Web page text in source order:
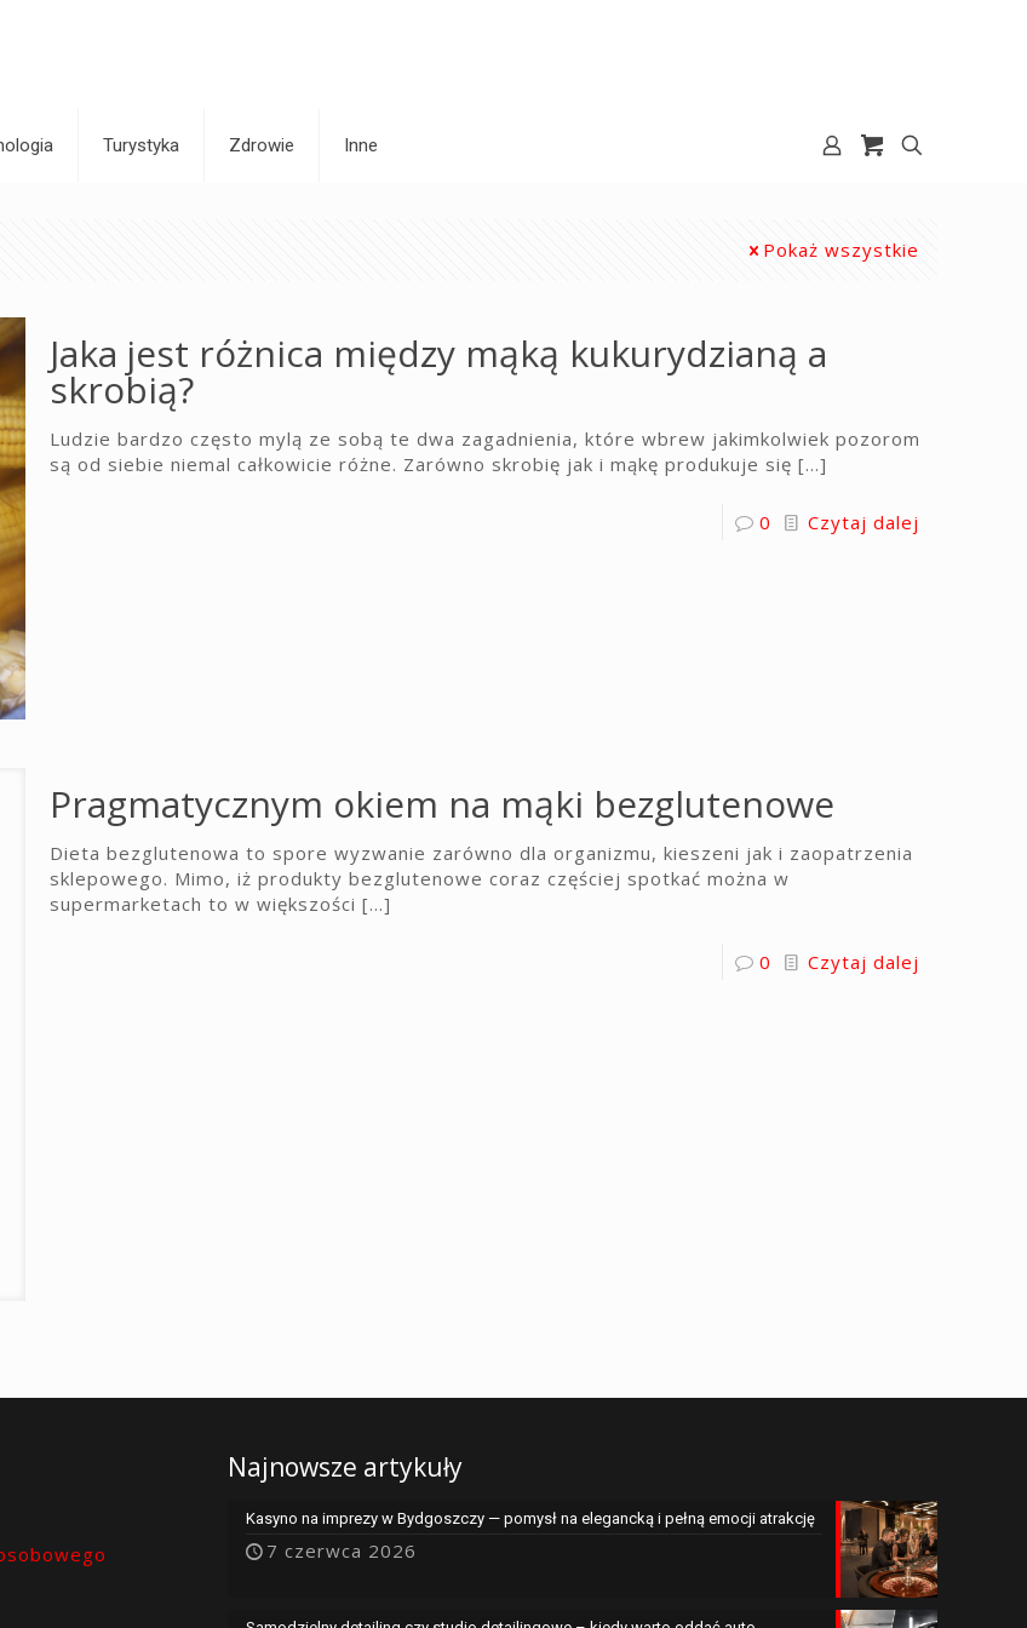
Turystyka Zdrowie Inne
Pokaż wszystkie
Jaka jest różnica między mąką kukurydzianą a
skrobią?
Ludzie bardzo często mylą ze sobą te dwa zagadnienia, które wbrew jakimkolwiek pozorom
są od siebie niemal całkowicie różne. Zarówno skrobię jak i mąkę produkuje się […]
0 Czytaj dalej
Pragmatycznym okiem na mąki bezglutenowe
Dieta bezglutenowa to spore wyzwanie zarówno dla organizmu, kieszeni jak i zaopatrzenia
sklepowego. Mimo, iż produkty bezglutenowe coraz częściej spotkać można w
supermarketach to w większości […]
0 Czytaj dalej
Najnowsze artykuły
Kasyno na imprezy w Bydgoszczy — pomysł na elegancką i pełną emocji atrakcję
7 czerwca 2026